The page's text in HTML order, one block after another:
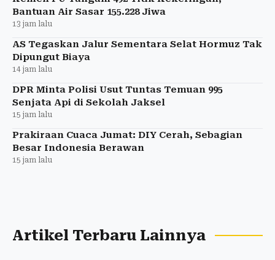
Bantuan Air Sasar 155.228 Jiwa
13 jam lalu
AS Tegaskan Jalur Sementara Selat Hormuz Tak
Dipungut Biaya
14 jam lalu
DPR Minta Polisi Usut Tuntas Temuan 995
Senjata Api di Sekolah Jaksel
15 jam lalu
Prakiraan Cuaca Jumat: DIY Cerah, Sebagian
Besar Indonesia Berawan
15 jam lalu
Artikel Terbaru Lainnya